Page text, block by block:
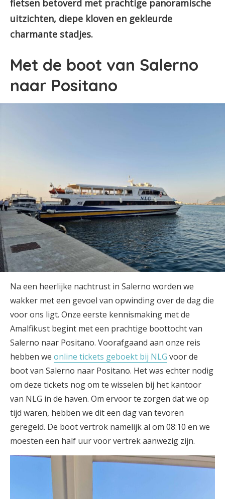
fietsen betoverd met prachtige panoramische
uitzichten, diepe kloven en gekleurde
charmante stadjes.
Met de boot van Salerno
naar Positano
Na een heerlijke nachtrust in Salerno worden we
wakker met een gevoel van opwinding over de dag die
voor ons ligt. Onze eerste kennismaking met de
Amalfikust begint met een prachtige boottocht van
Salerno naar Positano. Voorafgaand aan onze reis
hebben we online tickets geboekt bij NLG voor de
boot van Salerno naar Positano. Het was echter nodig
om deze tickets nog om te wisselen bij het kantoor
van NLG in de haven. Om ervoor te zorgen dat we op
tijd waren, hebben we dit een dag van tevoren
geregeld. De boot vertrok namelijk al om 08:10 en we
moesten een half uur voor vertrek aanwezig zijn.